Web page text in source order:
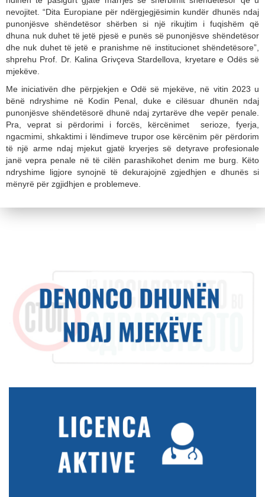
nevojitet. “Dita Europiane për ndërgjegjësimin kundër dhunës ndaj
punonjësve shëndetësor shërben si një rikujtim i fuqishëm që
dhuna nuk duhet të jetë pjesë e punës së punonjësve shëndetësor
dhe nuk duhet të jetë e pranishme në institucionet shëndetësore”,
shprehu Prof. Dr. Kalina Grivçeva Stardellova, kryetare e Odës së
mjekëve.
Me iniciativën dhe përpjekjen e Odë së mjekëve, në vitin 2023 u
bënë ndryshime në Kodin Penal, duke e cilësuar dhunën ndaj
punonjësve shëndеtësorë dhunë ndaj zyrtarëve dhe vepër penale.
Pra, veprat si përdorimi i forcës, kërcënimet serioze, fyerja,
ngacmimi, shkaktimi i lëndimeve trupor ose kërcënim për përdorim
të një arme ndaj mjekut gjatë kryerjes së detyrave profesionale
janë vepra penale në të cilën parashikohet denim me burg. Këto
ndryshime ligjore synojnë të dekurajojnë zgjedhjen e dhunës si
mënyrë për zgjidhjen e problemeve.